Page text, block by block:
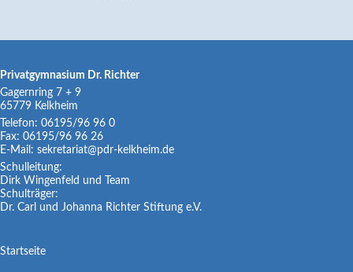
Privatgymnasium Dr. Richter
Gagernring 7 + 9
65779 Kelkheim
Telefon: 06195/96 96 0
Fax: 06195/96 96 26
E-Mail: sekretariat@pdr-kelkheim.de
Schulleitung:
Dirk Wingenfeld und Team
Schulträger:
Dr. Carl und Johanna Richter Stiftung e.V.
Navigation
Startseite